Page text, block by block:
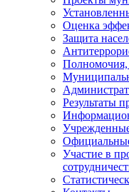
Оценка
Защита
Полномочия,
Результаты
Участие в